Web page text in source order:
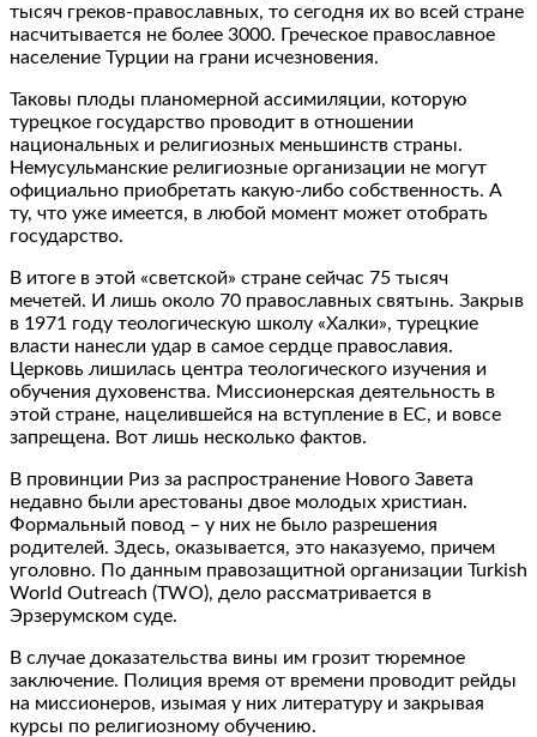
тысяч греков-православных, то сегодня их во всей стране
насчитывается не более 3000. Греческое православное
население Турции на грани исчезновения.
Таковы плоды планомерной ассимиляции, которую
турецкое государство проводит в отношении
национальных и религиозных меньшинств страны.
Немусульманские религиозные организации не могут
официально приобретать какую-либо собственность. А
ту, что уже имеется, в любой момент может отобрать
государство.
В итоге в этой «светской» стране сейчас 75 тысяч
мечетей. И лишь около 70 православных святынь. Закрыв
в 1971 году теологическую школу «Халки», турецкие
власти нанесли удар в самое сердце православия.
Церковь лишилась центра теологического изучения и
обучения духовенства. Миссионерская деятельность в
этой стране, нацелившейся на вступление в ЕС, и вовсе
запрещена. Вот лишь несколько фактов.
В провинции Риз за распространение Нового Завета
недавно были арестованы двое молодых христиан.
Формальный повод – у них не было разрешения
родителей. Здесь, оказывается, это наказуемо, причем
уголовно. По данным правозащитной организации Turkish
World Outreach (TWO), дело рассматривается в
Эрзерумском суде.
В случае доказательства вины им грозит тюремное
заключение. Полиция время от времени проводит рейды
на миссионеров, изымая у них литературу и закрывая
курсы по религиозному обучению.